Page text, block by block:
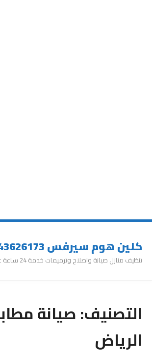
كلين هوم سيرفس 0543626173
تنظيف منازل صيانة واصلاح وترميمات خدمة 24 ساعة عمالة مميزة
التصنيف:صيانة مطابخ
الرياض